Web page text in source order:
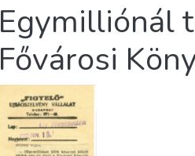
Egymilliónál
Fővárosi